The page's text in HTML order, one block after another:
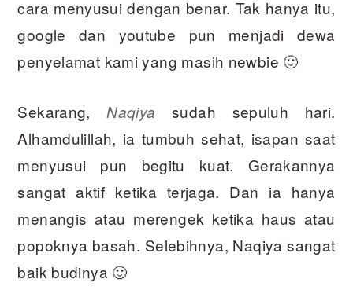
cara menyusui dengan benar. Tak hanya itu,
google dan youtube pun menjadi dewa
penyelamat kami yang masih newbie 🙂
Sekarang,Naqiya sudah sepuluh hari.
Alhamdulillah, ia tumbuh sehat, isapan saat
menyusui pun begitu kuat. Gerakannya
sangat aktif ketika terjaga. Dan ia hanya
menangis atau merengek ketika haus atau
popoknya basah. Selebihnya, Naqiya sangat
baik budinya 🙂